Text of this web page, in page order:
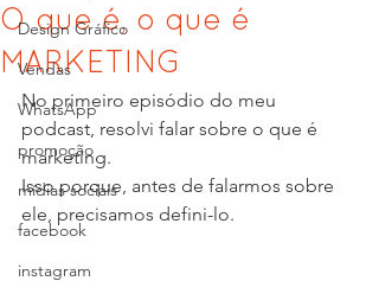
Design Gráfico
Vendas
WhatsApp
promoção
mídias sociais
facebook
instagram
O que é, o que é
MARKETING
No primeiro episódio do meu
podcast, resolvi falar sobre o que é
marketing.
Isso porque, antes de falarmos sobre
ele, precisamos defini-lo.